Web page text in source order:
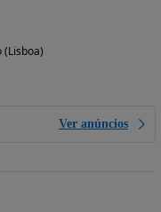
(Lisboa)
Ver anúncios